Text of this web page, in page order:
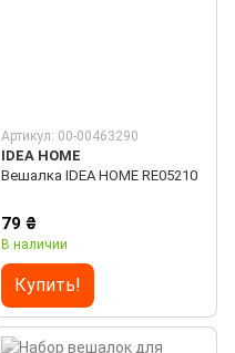
Артикул: 00-00463290
IDEA HOME
Вешалка IDEA HOME RE05210
79 ₴
В наличии
Купить!